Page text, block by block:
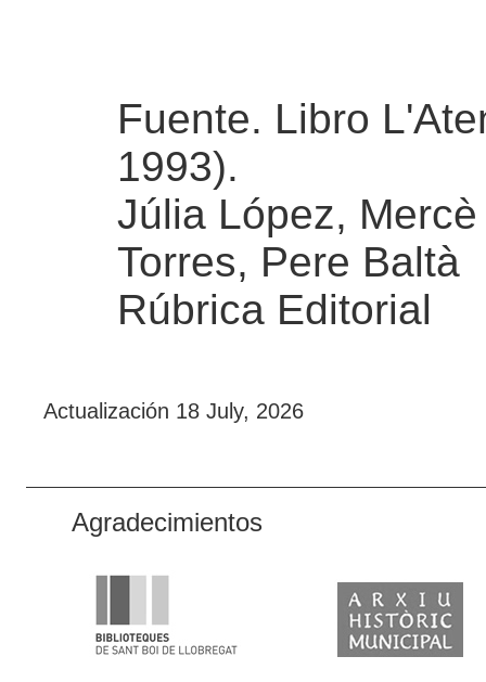
Fuente. Libro
1993).
Júlia López,
Torres, Pere Baltà
Rúbrica Editorial
Actualización 18 July, 2026
Agradecimientos